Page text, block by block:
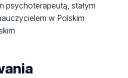
psychoterapeutą, stałym
w Polskim